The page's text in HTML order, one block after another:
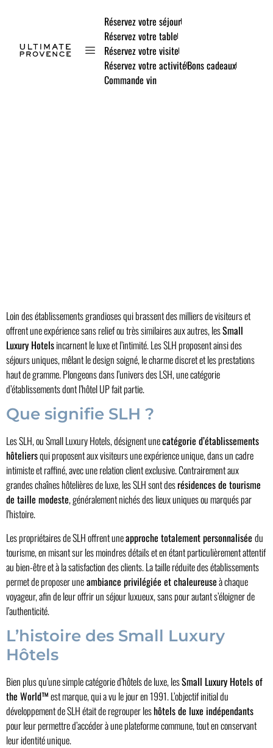
Réservez votre séjour
Réservez votre table
Réservez votre visite
Réservez votre activitéBons cadeaux
Commande vin
Loin des établissements grandioses qui brassent des milliers de visiteurs et
offrent une expérience sans relief ou très similaires aux autres, lesSmall
Luxury Hotelsincarnent le luxe et l’intimité. Les SLH proposent ainsi des
séjours uniques, mêlant le design soigné, le charme discret et les prestations
haut de gramme. Plongeons dans l’univers des LSH, une catégorie
d’établissements dont l’hôtel UP fait partie.
Que signifie SLH ?
Les SLH, ou Small Luxury Hotels, désignent unecatégorie d’établissements
hôteliersqui proposent aux visiteurs une expérience unique, dans un cadre
intimiste et raffiné, avec une relation client exclusive. Contrairement aux
grandes chaînes hôtelières de luxe, les SLH sont desrésidences de tourisme
de taille modeste, généralement nichés des lieux uniques ou marqués par
l’histoire.
Les propriétaires de SLH offrent uneapproche totalement personnalisée du
tourisme, en misant sur les moindres détails et en étant particulièrement attentif
au bien-être et à la satisfaction des clients. La taille réduite des établissements
permet de proposer uneambiance privilégiée et chaleureuseà chaque
voyageur, afin de leur offrir un séjour luxueux, sans pour autant s’éloigner de
l’authenticité.
L’histoire des Small Luxury
Hôtels
Bien plus qu’une simple catégorie d’hôtels de luxe, lesSmall Luxury Hotels of
the World™est marque, qui a vu le jour en 1991. L’objectif initial du
développement de SLH était de regrouper leshôtels de luxe indépendants
pour leur permettre d’accéder à une plateforme commune, tout en conservant
leur identité unique.